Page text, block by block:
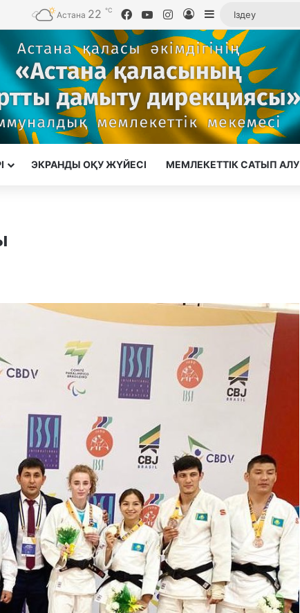
Астана 22 ℃ Facebook
YouTubeInstagram
КіруSidebar
ЭКРАНДЫ ОҚУ ЖҮЙЕСІ МЕМЛЕКЕТТІК САТЫП АЛУ